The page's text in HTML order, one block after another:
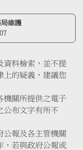
維護
資料檢索，並不提
上的疑義，建議您
機關所提供之電子
公布文字有所不
公報及各主管機關
，若與政府公報或